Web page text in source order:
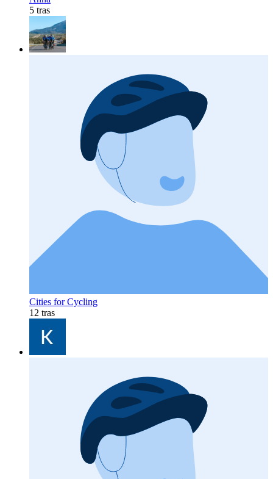
5 tras
Cities for Cycling
12 tras